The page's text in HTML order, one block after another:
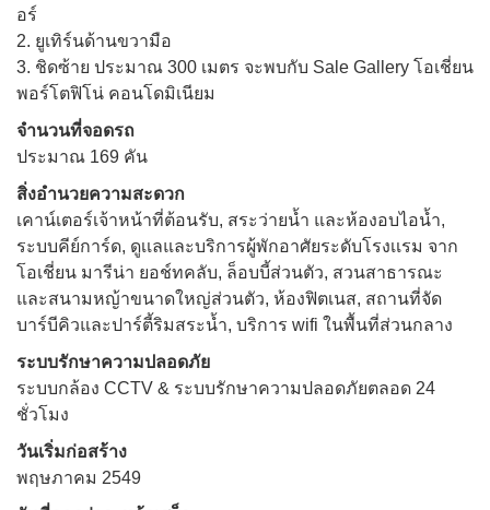
อร์
2. ยูเทิร์นด้านขวามือ
3. ชิดซ้าย ประมาณ 300 เมตร จะพบกับ Sale Gallery โอเชี่ยน
พอร์โตฟิโน่ คอนโดมิเนียม
จำนวนที่จอดรถ
ประมาณ 169 คัน
สิ่งอำนวยความสะดวก
เคาน์เตอร์เจ้าหน้าที่ต้อนรับ, สระว่ายน้ำ และห้องอบไอน้ำ,
ระบบคีย์การ์ด, ดูเเลและบริการผู้พักอาศัยระดับโรงเเรม จาก
โอเชี่ยน มารีน่า ยอช์ทคลับ, ล็อบบี้ส่วนตัว, สวนสาธารณะ
และสนามหญ้าขนาดใหญ่ส่วนตัว, ห้องฟิตเนส, สถานที่จัด
บาร์บีคิวและปาร์ตี้ริมสระน้ำ, บริการ wifi ในพื้นที่ส่วนกลาง
ระบบรักษาความปลอดภัย
ระบบกล้อง CCTV & ระบบรักษาความปลอดภัยตลอด 24
ชั่วโมง
วันเริ่มก่อสร้าง
พฤษภาคม 2549